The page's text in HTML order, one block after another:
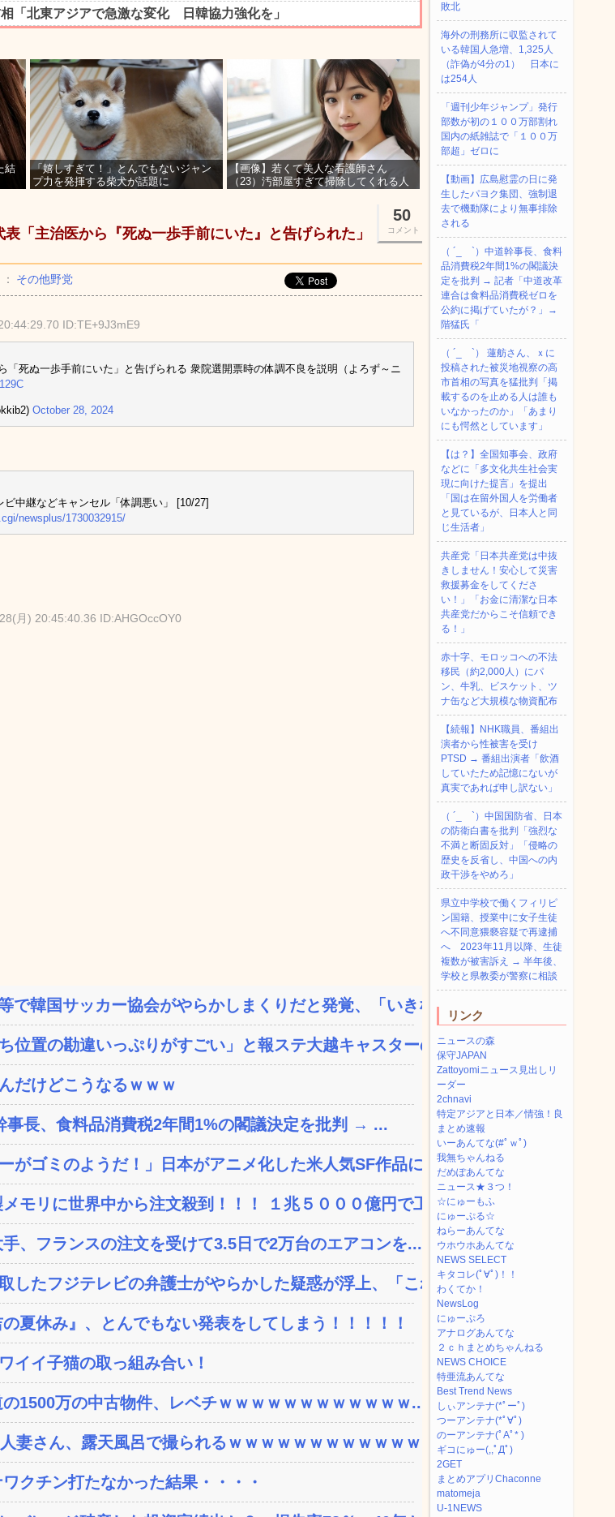
結
「嬉しすぎて！」とんでもないジャン
プ力を発揮する柴犬が話題に
【画像】若くて美人な看護師さん
（23）汚部屋すぎて掃除してくれる人
50
コメント
表「主治医から『死ぬ一歩手前にいた』と告げられた」
その他野党
ID:TE+9J3mE9
「死ぬ一歩手前にいた」と告げられる 衆院選開票時の体調不良を説明（よろず～ニ
October 28, 2024
中継などキャンセル「体調悪い」 [10/27]
newsplus/1730032915/
月) 20:45:40.36 ID:AHGOccOY0
で韓国サッカー協会がやらかしまくりだと発覚、「いきなり...
位置の勘違いっぷりがすごい」と報ステ大越キャスターの台...
だけどこうなるｗｗｗ
事長、食料品消費税2年間1%の閣議決定を批判 → ...
がゴミのようだ！」日本がアニメ化した米人気SF作品に絶...
メモリに世界中から注文殺到！！！ １兆５０００億円で工...
手、フランスの注文を受けて3.5日で2万台のエアコンを...
したフジテレビの弁護士がやらかした疑惑が浮上、「これが...
の夏休み』、とんでもない発表をしてしまう！！！！！
イイ子猫の取っ組み合い！
の1500万の中古物件、レベチｗｗｗｗｗｗｗｗｗｗｗｗ...
人妻さん、露天風呂で撮られるｗｗｗｗｗｗｗｗｗｗｗｗ...
ワクチン打たなかった結果・・・・
敗北
海外の刑務所に収監されて
いる韓国人急増、1,325人
（詐偽が4分の1） 日本に
は254人
「週刊少年ジャンプ」発行
部数が初の１００万部割れ
国内の紙雑誌で「１００万
部超」ゼロに
【動画】広島慰霊の日に発
生したパヨク集団、強制退
去で機動隊により無事排除
される
（ ´_ゝ`）中道幹事長、食料
品消費税2年間1%の閣議決
定を批判 → 記者「中道改革
連合は食料品消費税ゼロを
公約に掲げていたが？」→
階猛氏「
（ ´_ゝ`） 蓮舫さん、ｘに
投稿された被災地視察の高
市首相の写真を猛批判「掲
載するのを止める人は誰も
いなかったのか」「あまり
にも愕然としています」
【は？】全国知事会、政府
などに「多文化共生社会実
現に向けた提言」を提出
「国は在留外国人を労働者
と見ているが、日本人と同
じ生活者」
共産党「日本共産党は中抜
きしません！安心して災害
救援募金をしてくださ
い！」「お金に清潔な日本
共産党だからこそ信頼でき
る！」
赤十字、モロッコへの不法
移民（約2,000人）にパ
ン、牛乳、ビスケット、ツ
ナ缶など大規模な物資配布
【続報】NHK職員、番組出
演者から性被害を受け
PTSD → 番組出演者「飲酒
していたため記憶にないが
真実であれば申し訳ない」
（ ´_ゝ`）中国国防省、日本
の防衛白書を批判「強烈な
不満と断固反対」「侵略の
歴史を反省し、中国への内
政干渉をやめろ」
県立中学校で働くフィリピ
ン国籍、授業中に女子生徒
へ不同意猥褻容疑で再逮捕
へ 2023年11月以降、生徒
複数が被害訴え → 半年後、
学校と県教委が警察に相談
リンク
ニュースの森
保守JAPAN
Zattoyomiニュース見出しリ
ーダー
2chnavi
特定アジアと日本／情強！良
まとめ速報
いーあんてな(#ﾟｗﾟ)
我無ちゃんねる
だめぽあんてな
ニュース★３つ！
☆にゅーもふ
にゅーぷる☆
ねらーあんてな
ウホウホあんてな
NEWS SELECT
キタコレ(ﾟ∀ﾟ)！！
わくてか！
NewsLog
にゅーぷろ
アナログあんてな
２ｃｈまとめちゃんねる
NEWS CHOICE
特亜流あんてな
Best Trend News
しぃアンテナ(*ﾟーﾟ)
つーアンテナ(*ﾟ∀ﾟ)
のーアンテナ(ﾟAﾟ* )
ギコにゅー(,,ﾟДﾟ)
2GET
まとめアプリChaconne
matomeja
U-1NEWS